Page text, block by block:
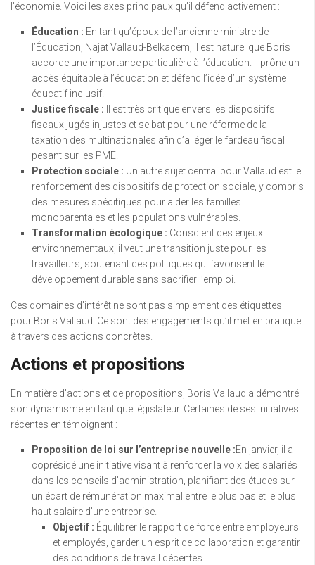
l’économie. Voici les axes principaux qu’il défend activement :
Éducation : En tant qu’époux de l’ancienne ministre de
l’Éducation, Najat Vallaud-Belkacem, il est naturel que Boris
accorde une importance particulière à l’éducation. Il prône un
accès équitable à l’éducation et défend l’idée d’un système
éducatif inclusif.
Justice fiscale : Il est très critique envers les dispositifs
fiscaux jugés injustes et se bat pour une réforme de la
taxation des multinationales afin d’alléger le fardeau fiscal
pesant sur les PME.
Protection sociale : Un autre sujet central pour Vallaud est le
renforcement des dispositifs de protection sociale, y compris
des mesures spécifiques pour aider les familles
monoparentales et les populations vulnérables.
Transformation écologique : Conscient des enjeux
environnementaux, il veut une transition juste pour les
travailleurs, soutenant des politiques qui favorisent le
développement durable sans sacrifier l’emploi.
Ces domaines d’intérêt ne sont pas simplement des étiquettes
pour Boris Vallaud. Ce sont des engagements qu’il met en pratique
à travers des actions concrètes.
Actions et propositions
En matière d’actions et de propositions, Boris Vallaud a démontré
son dynamisme en tant que législateur. Certaines de ses initiatives
récentes en témoignent :
Proposition de loi sur l’entreprise nouvelle :En janvier, il a
coprésidé une initiative visant à renforcer la voix des salariés
dans les conseils d’administration, planifiant des études sur
un écart de rémunération maximal entre le plus bas et le plus
haut salaire d’une entreprise.
Objectif : Équilibrer le rapport de force entre employeurs
et employés, garder un esprit de collaboration et garantir
des conditions de travail décentes.